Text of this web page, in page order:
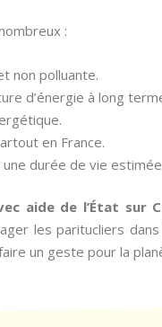
:
non polluante.
d’énergie à long
en France.
une durée de vie
aide de l’État sur
les paritucliers
un geste pour la